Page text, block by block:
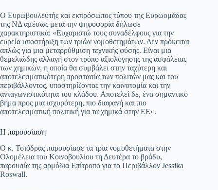
Ο Ευρωβουλευτής και εκπρόσωπος τύπου της Ευρωομάδας
της ΝΔ αμέσως μετά την ψηφοφορία δήλωσε
χαρακτηριστικά: «Ευχαριστώ τους συναδέλφους για την
ευρεία υποστήριξη των τριών νομοθετημάτων. Δεν πρόκειται
απλώς για μια μεταρρύθμιση τεχνικής φύσης. Είναι μια
θεμελιώδης αλλαγή στον τρόπο αξιολόγησης της ασφάλειας
των χημικών, η οποία θα συμβάλει στην ταχύτερη και
αποτελεσματικότερη προστασία των πολιτών μας και του
περιβάλλοντος, υποστηρίζοντας την καινοτομία και την
ανταγωνιστικότητα του κλάδου. Αποτελεί δε, ένα σημαντικό
βήμα προς μια ισχυρότερη, πιο διαφανή και πιο
αποτελεσματική πολιτική για τα χημικά στην ΕΕ».
Η παρουσίαση
Ο κ. Τσιόδρας παρουσίασε τα τρία νομοθετήματα στην
Ολομέλεια του Κοινοβουλίου τη Δευτέρα το βράδυ,
παρουσία της αρμόδια Επίτροπο για το Περιβάλλον Jessika
Roswall.